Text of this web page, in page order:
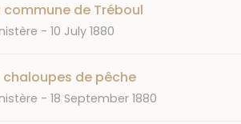
de Tréboul
DATE
10 July 1880
chaloupes de pêche
DATE
18 September 1880